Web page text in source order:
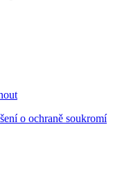
o ochraně soukromí